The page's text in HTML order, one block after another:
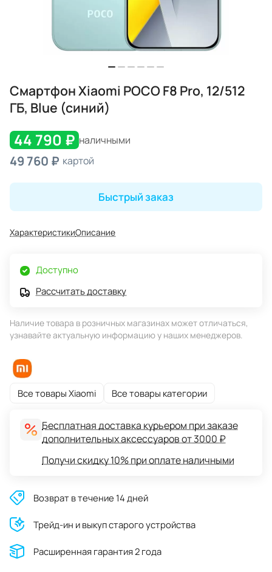
Смартфон Xiaomi POCO F8 Pro, 12/512
ГБ, Blue (синий)
44 790 ₽ наличными
49 760 ₽ картой
Быстрый заказ
ХарактеристикиОписание
Доступно
Рассчитать доставку
Наличие товара в розничных магазинах может отличаться,
узнавайте актуальную информацию у наших менеджеров.
Все товары Xiaomi Все товары категории
Бесплатная доставка курьером при заказе
дополнительных аксессуаров от 3000 ₽
Получи скидку 10% при оплате наличными
Возврат в течение 14 дней
Трейд-ин и выкуп старого устройства
Расширенная гарантия 2 года